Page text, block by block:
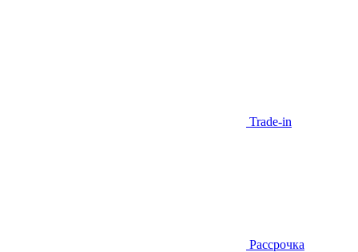
Trade-in
Рассрочка